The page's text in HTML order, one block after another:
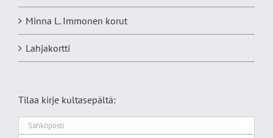
Minna L. Immonen korut
Lahjakortti
Tilaa kirje kultasepältä: